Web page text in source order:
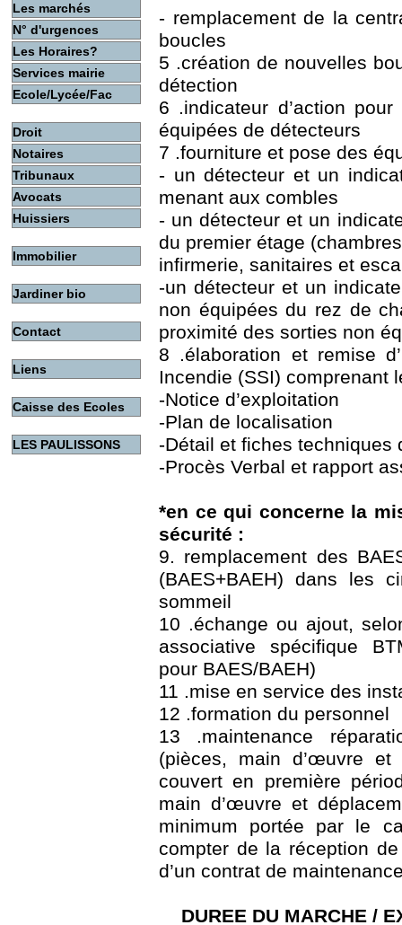
Les marchés
N° d'urgences
Les Horaires?
Services mairie
Ecole/Lycée/Fac
Droit
Notaires
Tribunaux
Avocats
Huissiers
Immobilier
Jardiner bio
Contact
Liens
Caisse des Ecoles
LES PAULISSONS
- remplacement de la
boucles
5 .création de nouvelles
détection
6 .indicateur d’action
équipées de détecteurs
7 .fourniture et pose des
- un détecteur et un
menant aux combles
- un détecteur et un
du premier étage
infirmerie, sanitaires et
-un détecteur et un
non équipées du rez de
proximité des sorties non
8 .élaboration et remise
Incendie (SSI) comprenant
-Notice d’exploitation
-Plan de localisation
-Détail et fiches techniques
-Procès Verbal et rapport
*en ce qui concerne la
sécurité :
9. remplacement des
(BAES+BAEH) dans les
sommeil
10 .échange ou ajout,
associative spécifique
pour BAES/BAEH)
11 .mise en service des
12 .formation du personnel
13 .maintenance
(pièces, main d’œuvre
couvert en première
main d’œuvre et
minimum portée par le
compter de la réception
d’un contrat de
DUREE DU MARCHE /